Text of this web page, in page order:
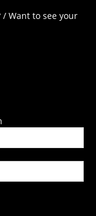
Want to see your